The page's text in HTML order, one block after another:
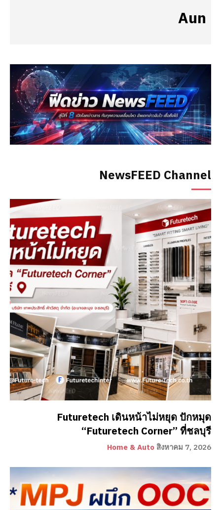
NewsFEED Channel
Futuretech เดินหน้าไม่หยุด ปักหมุด
“Futuretech Corner” ที่ชลบุรี
Home & Auto สิงหาคม 7, 2026
Aun